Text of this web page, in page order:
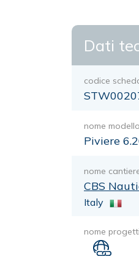
Dati
codice
nome modello
Piviere
nome
CBS
Italy
nome